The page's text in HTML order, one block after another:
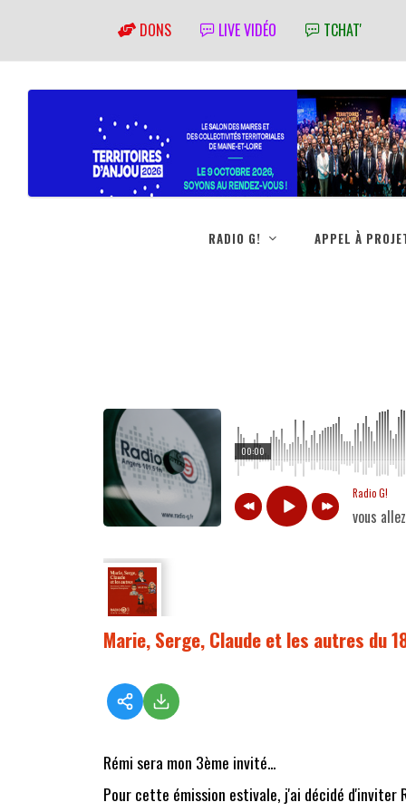
DONS LIVE VIDÉO TCHAT'
RADIO G! APPEL À
00:00
Radio G!
vous
Marie, Serge, Claude et les autres du
Rémi sera mon 3ème invité...
Pour cette émission estivale, j'ai décidé d'inviter